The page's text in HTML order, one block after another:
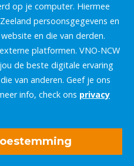
op je computer. Hiermee
persoonsgegevens en
en die van derden.
platformen. VNO-NCW
de beste digitale ervaring
van anderen. Geef je ons
info, check ons privacy